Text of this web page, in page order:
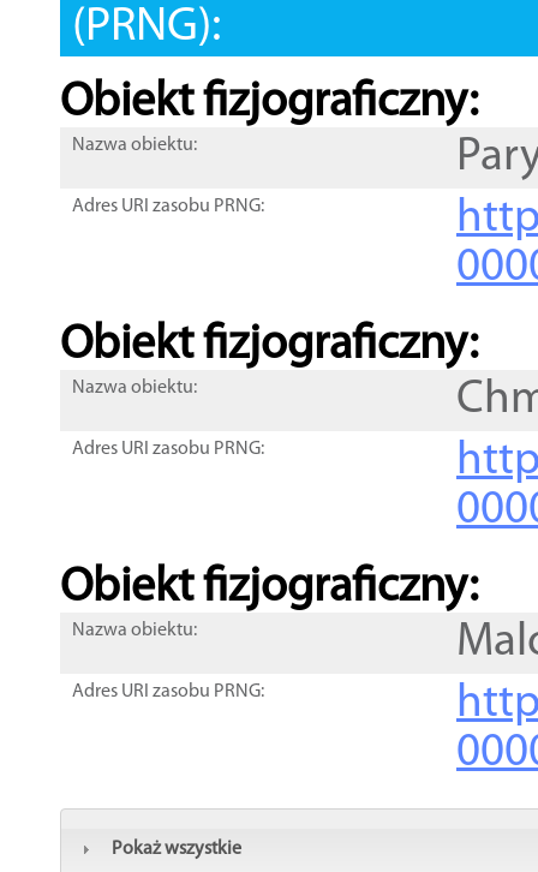
(PRNG):
Obiekt fizjograficzny:
Nazwa obiektu:
Adres URI zasobu PRNG:
Obiekt fizjograficzny:
Nazwa obiektu:
Adres URI zasobu PRNG:
Obiekt fizjograficzny:
Nazwa obiektu:
Adres URI zasobu PRNG:
Pokaż wszystkie